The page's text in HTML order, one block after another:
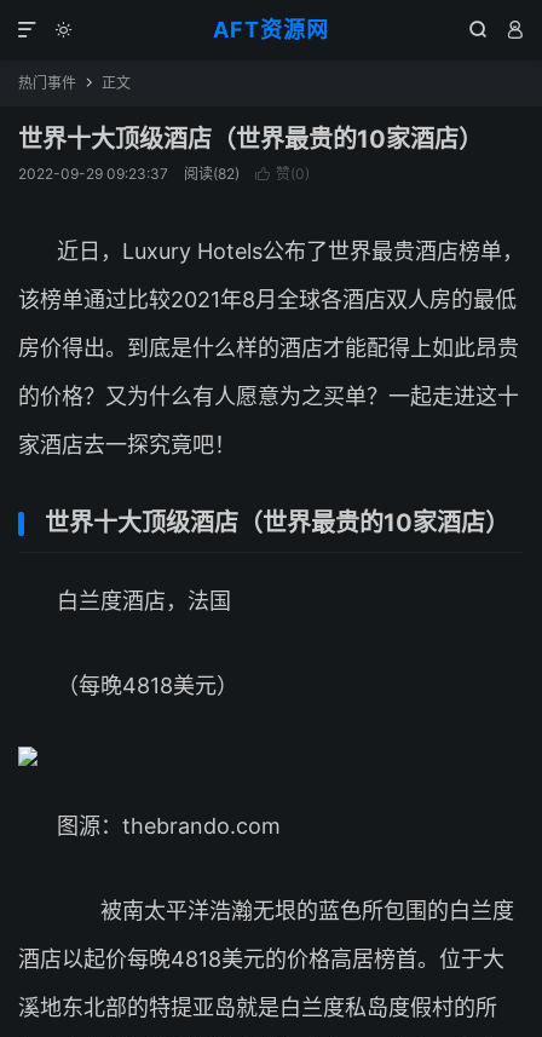
AFT资源网
  

热门事件  正文
世界十大顶级酒店（世界最贵的10家酒店）
2022-09-29 09:23:37 阅读(82)  赞(0)
近日，Luxury Hotels公布了世界最贵酒店榜单，
该榜单通过比较2021年8月全球各酒店双人房的最低
房价得出。到底是什么样的酒店才能配得上如此昂贵
的价格？又为什么有人愿意为之买单？一起走进这十
家酒店去一探究竟吧！
世界十大顶级酒店（世界最贵的10家酒店）
白兰度酒店，法国
（每晚4818美元）
图源：thebrando.com
被南太平洋浩瀚无垠的蓝色所包围的白兰度
酒店以起价每晚4818美元的价格高居榜首。位于大
溪地东北部的特提亚岛就是白兰度私岛度假村的所